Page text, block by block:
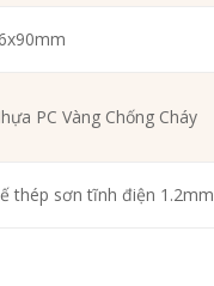
PC Vàng Chống Cháy
thép sơn tĩnh điện 1.2mm